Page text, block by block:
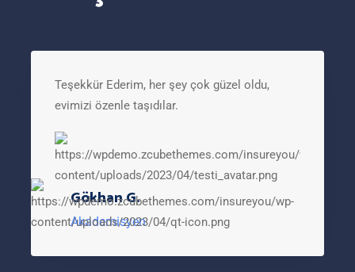
Teşekkür Ederim, her şey çok güzel oldu,
evimizi özenle taşıdılar.
Gökhan G.
Akademisyen